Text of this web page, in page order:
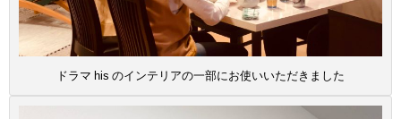
ドラマ his のインテリアの一部にお使いいただきました